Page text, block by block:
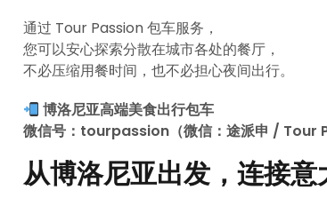
通过 Tour Passion 包车服务，
您可以安心探索分散在城市各处的餐厅，
不必压缩用餐时间，也不必担心夜间出行。
博洛尼亚高端美食出行包车
微信号：tourpassion（微信：途派申 / Tour
从博洛尼亚出发，连接